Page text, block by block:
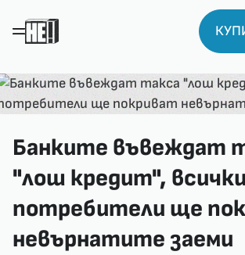
Банките въвеждат
"лош кредит", всички
потребители ще
невърнатите заеми